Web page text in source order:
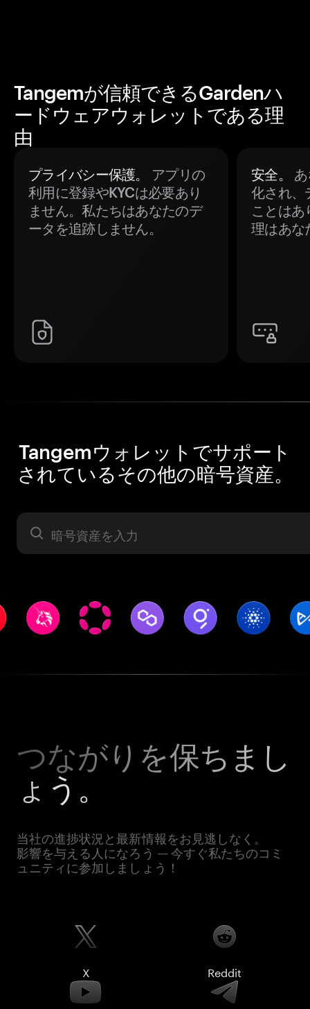
Tangemが信頼できるGardenハ
ードウェアウォレットである理
由
プライバシー保護。
アプリの
利用に登録やKYCは必要あり
ません。私たちはあなたのデ
ータを追跡しません。
安全。
化され、
ことはあ
理はあな
Tangemウォレットでサポート
されているその他の暗号資産。
暗号資産
つながりを保ちまし
ょう。
当社の進捗状況と最新情報をお見逃しなく。
影響を与える人になろう — 今すぐ私たちのコミ
ュニティに参加しましょう！
X Reddit